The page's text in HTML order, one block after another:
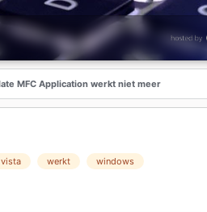
MFC Application werkt niet meer
vista werkt windows